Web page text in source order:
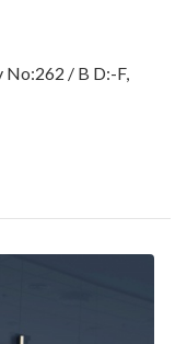
No:262 / B D:-F,